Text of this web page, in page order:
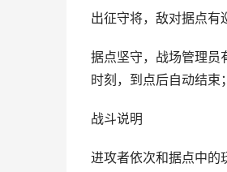
出征守将，敌对据点有
据点坚守，战场管理员
时刻，到点后自动结束；
战斗说明
进攻者依次和据点中的